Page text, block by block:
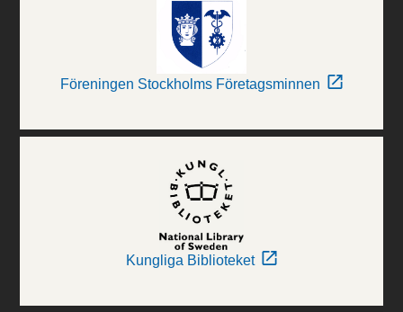
Föreningen Stockholms Företagsminnen
Kungliga Biblioteket